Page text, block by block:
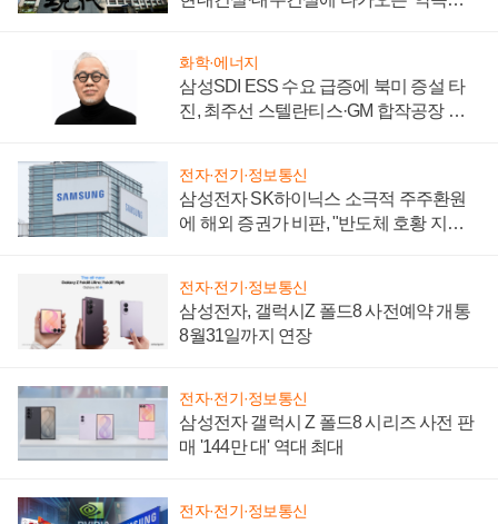
화학·에너지
삼성SDI ESS 수요 급증에 북미 증설 타
진, 최주선 스텔란티스·GM 합작공장 건
전자·전기·정보통신
삼성전자 SK하이닉스 소극적 주주환원
에 해외 증권가 비판, "반도체 호황 지속
전자·전기·정보통신
삼성전자, 갤럭시Z 폴드8 사전예약 개통
8월31일까지 연장
전자·전기·정보통신
삼성전자 갤럭시 Z 폴드8 시리즈 사전 판
매 '144만 대' 역대 최대
전자·전기·정보통신